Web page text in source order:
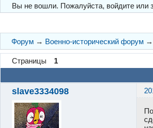
Вы не вошли. Пожалуйста, войдите или
Форум → Военно-исторический форум →
Страницы 1
slave3334098